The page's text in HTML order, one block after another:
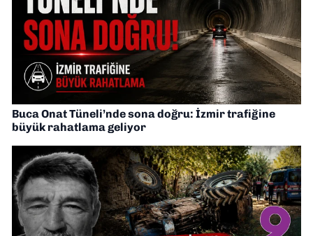
Buca Onat Tüneli’nde sona doğru: İzmir trafiğine
büyük rahatlama geliyor